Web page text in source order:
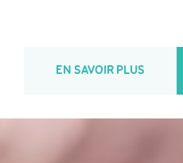
EN SAVOIR PLUS